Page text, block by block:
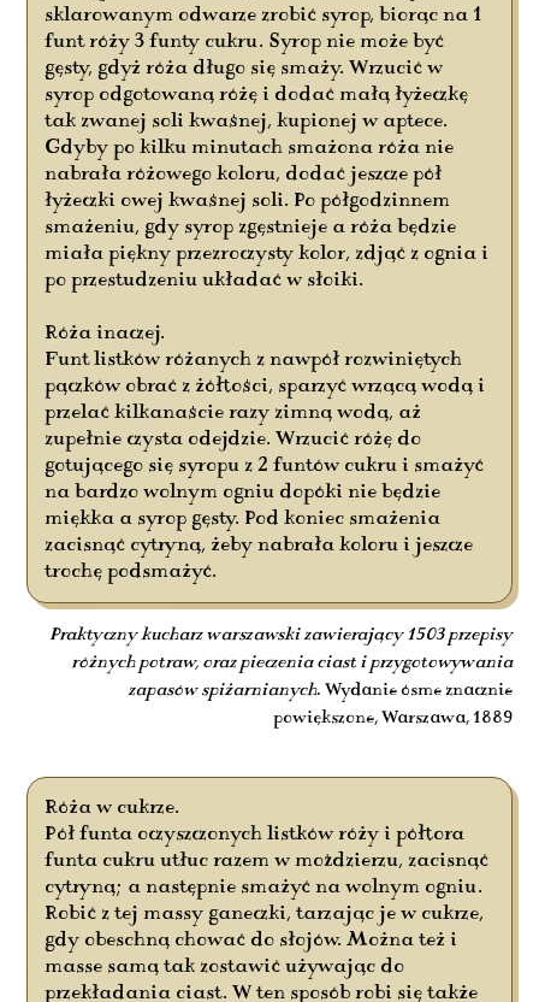
sklarowanym odwarze zrobić syrop, biorąc na 1
funt róży 3 funty cukru. Syrop nie może być
gęsty, gdyż róża długo się smaży. Wrzucić w
syrop odgotowaną różę i dodać małą łyżeczkę
tak zwanej soli kwaśnej, kupionej w aptece.
Gdyby po kilku minutach smażona róża nie
nabrała różowego koloru, dodać jeszcze pół
łyżeczki owej kwaśnej soli. Po półgodzinnem
smażeniu, gdy syrop zgęstnieje a róża będzie
miała piękny przezroczysty kolor, zdjąć z ognia i
po przestudzeniu układać w słoiki.
Róża inaczej.
Funt listków różanych z nawpół rozwiniętych
pączków obrać z żółtości, sparzyć wrzącą wodą i
przelać kilkanaście razy zimną wodą, aż
zupełnie czysta odejdzie. Wrzucić różę do
gotującego się syropu z 2 funtów cukru i smażyć
na bardzo wolnym ogniu dopóki nie będzie
miękka a syrop gęsty. Pod koniec smażenia
zacisnąć cytryną, żeby nabrała koloru i jeszcze
trochę podsmażyć.
Praktyczny kucharz warszawski zawierający 1503 przepisy
różnych potraw, oraz pieczenia ciast i przygotowywania
zapasów spiżarnianych. Wydanie ósme znacznie
powiększone, Warszawa, 1889
Róża w cukrze.
Pół funta oczyszczonych listków róży i półtora
funta cukru utłuc razem w moździerzu, zacisnąć
cytryną; a następnie smażyć na wolnym ogniu.
Robić z tej massy ganeczki, tarzając je w cukrze,
gdy obeschną chować do słojów. Można też i
masse samą tak zostawić używając do
przekładania ciast. W ten sposób robi się także